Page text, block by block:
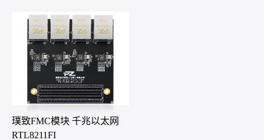
璞致FMC模块 千兆以太网
RTL8211FI